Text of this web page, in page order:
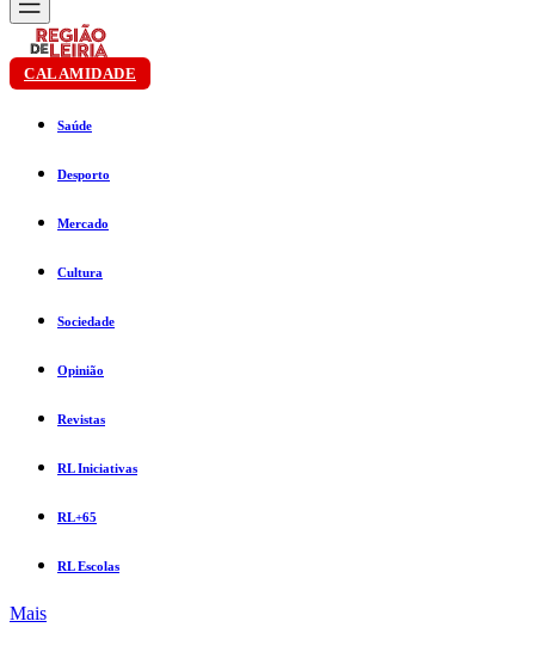
CALAMIDADE
Saúde
Desporto
Mercado
Cultura
Sociedade
Opinião
Revistas
RL Iniciativas
RL+65
RL Escolas
Mais